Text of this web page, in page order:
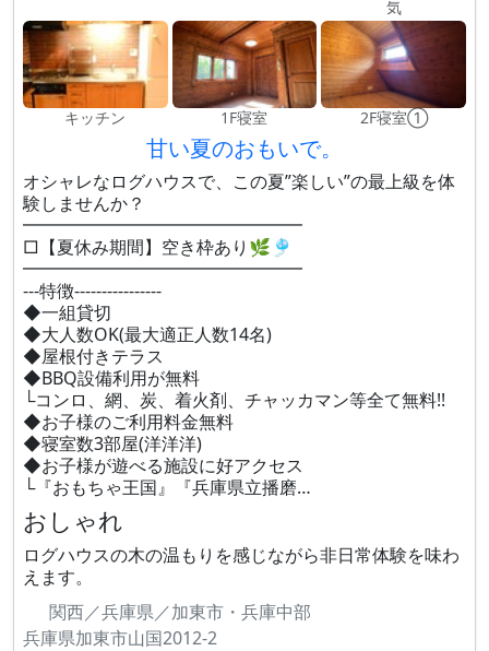
気
キッチン 1F寝室 2F寝室①
甘い夏のおもいで。
オシャレなログハウスで、この夏”楽しい”の最上級を体
験しませんか？
━━━━━━━━━━━━━━━━
□【夏休み期間】空き枠あり🌿🎐
━━━━━━━━━━━━━━━━
---特徴----------------
◆一組貸切
◆大人数OK(最大適正人数14名)
◆屋根付きテラス
◆BBQ設備利用が無料
└コンロ、網、炭、着火剤、チャッカマン等全て無料!!
◆お子様のご利用料金無料
◆寝室数3部屋(洋洋洋)
◆お子様が遊べる施設に好アクセス
└『おもちゃ王国』『兵庫県立播磨…
おしゃれ
ログハウスの木の温もりを感じながら非日常体験を味わ
えます。
関西／兵庫県／加東市・兵庫中部
兵庫県加東市山国2012-2